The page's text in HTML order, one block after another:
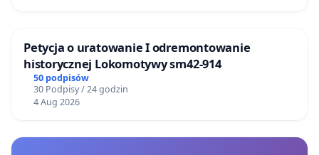
Petycja o uratowanie I odremontowanie
historycznej Lokomotywy sm42-914
50 podpisów
30 Podpisy / 24 godzin
4 Aug 2026